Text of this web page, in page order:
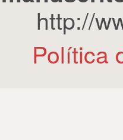
http://
Política